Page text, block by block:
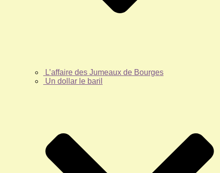
L’affaire des Jumeaux de Bourges
Un dollar le baril